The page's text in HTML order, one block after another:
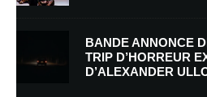
mon prochain commentaire.
Prévenez-moi de tous les nouveaux
BANDE ANNONCE
TRIP D’HORREUR
D’ALEXANDER